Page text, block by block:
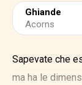
Ghiande
Acorns
Sapevate che
ma ha le